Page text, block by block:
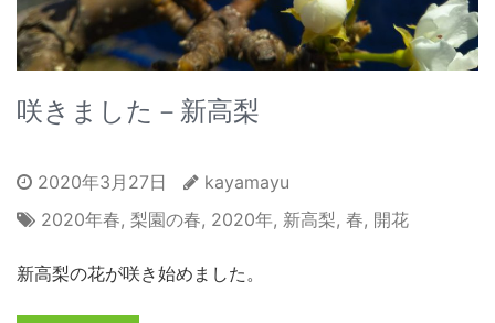
咲きました－新高梨
2020年3月27日
kayamayu
2020年春, 梨園の春, 2020年, 新高梨, 春, 開花
新高梨の花が咲き始めました。